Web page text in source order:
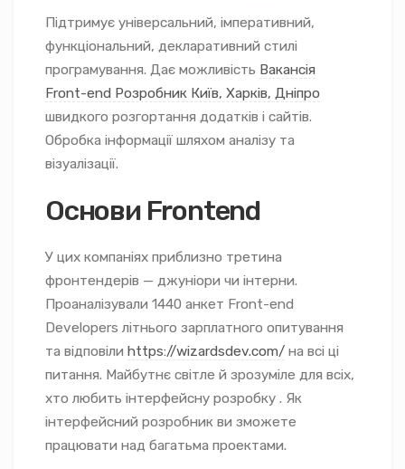
Підтримує універсальний, імперативний,
функціональний, декларативний стилі
програмування. Дає можливість Вакансія
Front-end Розробник Київ, Харків, Дніпро
швидкого розгортання додатків і сайтів.
Обробка інформації шляхом аналізу та
візуалізації.
Основи Frontend
У цих компаніях приблизно третина
фронтендерів — джуніори чи інтерни.
Проаналізували 1440 анкет Front-end
Developers літнього зарплатного опитування
та відповіли https://wizardsdev.com/ на всі ці
питання. Майбутнє світле й зрозуміле для всіх,
хто любить інтерфейсну розробку . Як
інтерфейсний розробник ви зможете
працювати над багатьма проектами.